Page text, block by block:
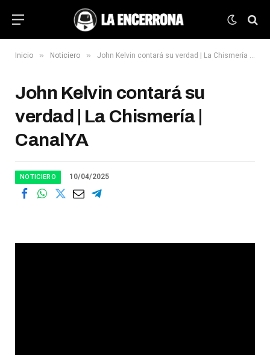
Inicio » Noticiero » John Kelvin contará su verdad | La Chismería | CanalYA
John Kelvin contará su
verdad | La Chismería |
CanalYA
NOTICIERO 10/04/2025